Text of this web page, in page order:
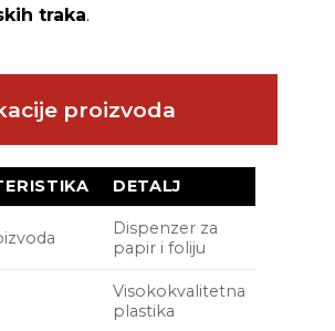
traka.
proizvoda
DETALJ
Dispenzer za
papir i foliju
Visokokvalitetna
plastika